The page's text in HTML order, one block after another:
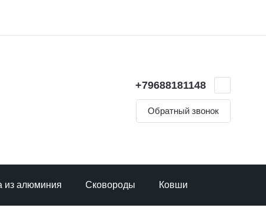
+79688181148
Обратный звонок
из алюминия Сковороды Ковши